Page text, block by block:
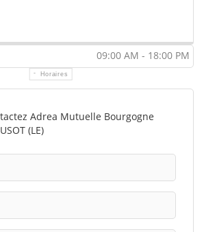
09:00 AM - 18:00 PM
Horaires
Adrea Mutuelle Bourgogne
(LE)